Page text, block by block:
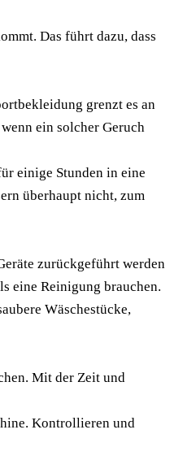
Das führt dazu, dass
grenzt es an
ein solcher Geruch
einige Stunden in eine
überhaupt nicht, zum
zurückgeführt werden
eine Reinigung brauchen.
Wäschestücke,
Mit der Zeit und
Kontrollieren und